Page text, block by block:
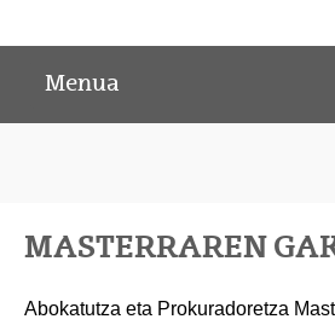
Menua
MASTERRAREN
Abokatutza eta Prokuradoretza